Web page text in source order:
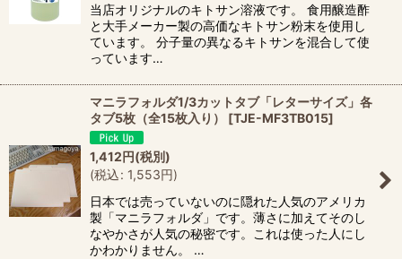
当店オリジナルのキトサン溶液です。 食用醸造酢
と大手メーカー製の高価なキトサン粉末を使用し
ています。 分子量の異なるキトサンを混合して使
っています…
マニラフォルダ1/3カットタブ「レターサイズ」各
タブ5枚（全15枚入り）
[TJE-MF3TB015]
1,412 円(税別)
(税込: 1,553円)
日本では売っていないのに隠れた人気のアメリカ
製「マニラフォルダ」です。薄さに加えてそのし
なやかさが人気の秘密です。これは使った人にし
かわかりません。 …